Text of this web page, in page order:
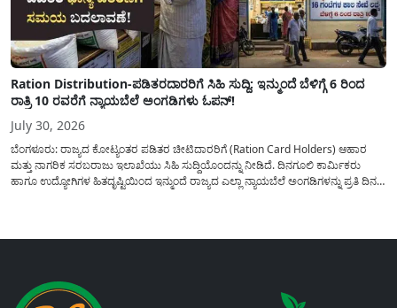
Ration Distribution-ಪಡಿತರದಾರರಿಗೆ ಸಿಹಿ ಸುದ್ದಿ: ಇನ್ಮುಂದೆ ಬೆಳಿಗ್ಗೆ 6 ರಿಂದ
ರಾತ್ರಿ 10 ರವರೆಗೆ ನ್ಯಾಯಬೆಲೆ ಅಂಗಡಿಗಳು ಓಪನ್!
July 30, 2026
ಬೆಂಗಳೂರು: ರಾಜ್ಯದ ಕೋಟ್ಯಂತರ ಪಡಿತರ ಚೀಟಿದಾರರಿಗೆ (Ration Card Holders) ಆಹಾರ
ಮತ್ತು ನಾಗರಿಕ ಸರಬರಾಜು ಇಲಾಖೆಯು ಸಿಹಿ ಸುದ್ದಿಯೊಂದನ್ನು ನೀಡಿದೆ. ದಿನಗೂಲಿ ಕಾರ್ಮಿಕರು
ಹಾಗೂ ಉದ್ಯೋಗಿಗಳ ಹಿತದೃಷ್ಟಿಯಿಂದ ಇನ್ಮುಂದೆ ರಾಜ್ಯದ ಎಲ್ಲಾ ನ್ಯಾಯಬೆಲೆ ಅಂಗಡಿಗಳನ್ನು ಪ್ರತಿ ದಿನ